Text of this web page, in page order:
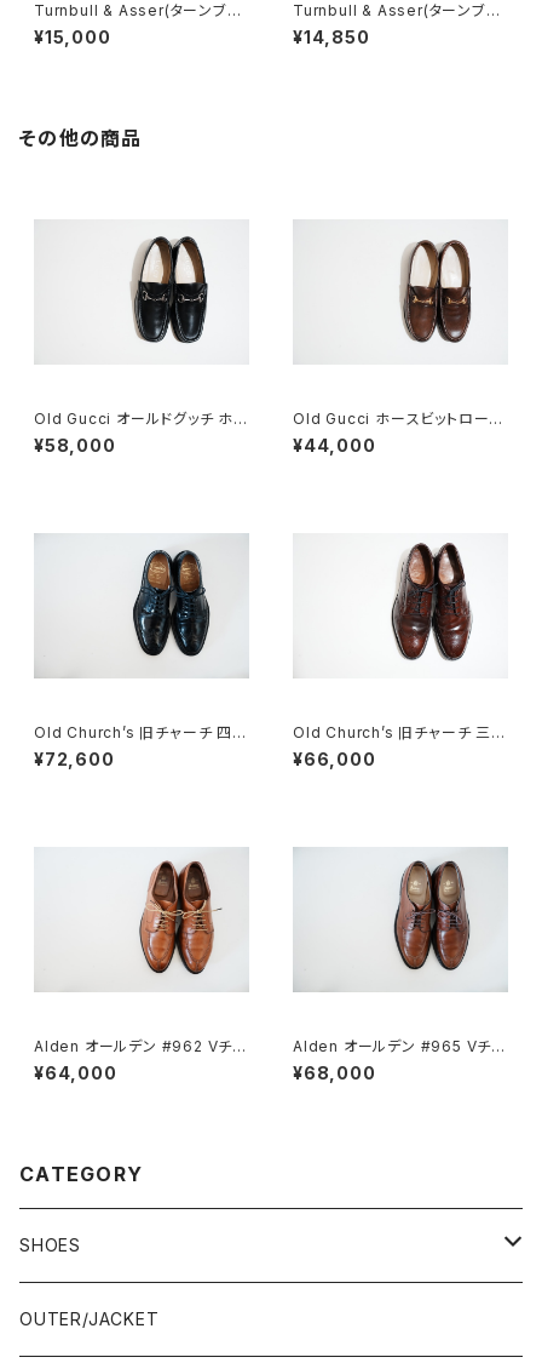
Turnbull & Asser(ターンブル
&アッサー) ギンガムチェックシャ
ツ 14.5
¥15,000
Turnbull & Asser(ターンブル
&アッサー) シャツ Red
¥14,850
その他の商品
Old Gucci オールドグッチ ホー
スビットローファー 40 E Black
¥58,000
Old Gucci ホースビットローフ
ァー 35C DB
¥44,000
Old Church’s 旧チャーチ 四都
市 Grafton グラフトン 70F
¥72,600
Old Church’s 旧チャーチ 三都
市 Grafton グラフトン 100F
¥66,000
Alden オールデン #962 Vチッ
プ 9.5D
¥64,000
Alden オールデン #965 Vチッ
プ 9D
¥68,000
CATEGORY
SHOES
21.5-22.0 cm
OUTER/JACKET